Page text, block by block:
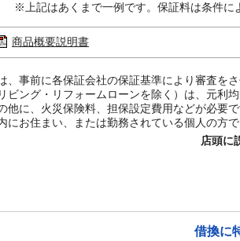
※上記はあくまで一例です。保証料は条件に
商品概要説明書
、事前に各保証会社の保証基準により審査を
ビング・リフォームローンを除く）は、元利
他に、火災保険料、担保設定費用などが必要で
にお住まい、または勤務されている個人の方
店頭に
借換に